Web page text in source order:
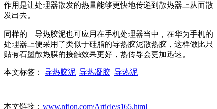
作用是让处理器散发的热量能够更快地传递到散热器上从而散
发出去。
同样的，导热胶泥也可应用在手机处理器当中，在华为手机的
处理器上便采用了类似于硅脂的导热胶泥散热胶，这样做比只
贴有石墨散热膜的接触效果更好，热传导会更加迅速。
本文标签： 导热胶泥 导热凝胶 导热泥
本文链接： www.nfion.com/Article/s165.html